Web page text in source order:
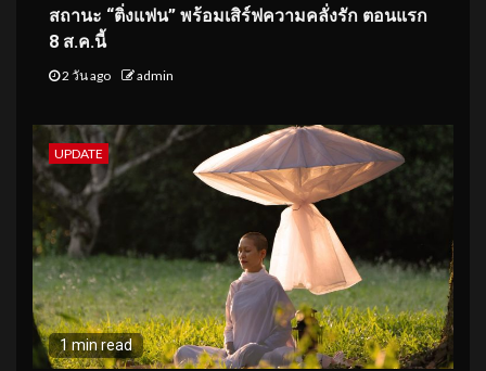
สถานะ “ติ่งแฟน” พร้อมเสิร์ฟความคลั่งรัก ตอนแรก
8 ส.ค.นี้
2 วัน ago admin
UPDATE
1 min read